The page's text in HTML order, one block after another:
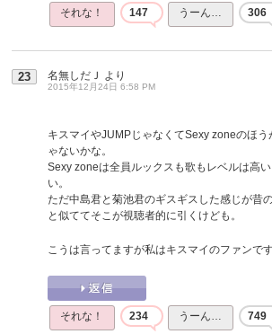
それな！ 147 うーん… 306
23 名無しだＪ より
2015年12月24日 6:58 PM
キスマイやJUMPじゃなくてSexy zoneのほう
ゃないかな。
Sexy zoneは全員ルックスも歌もレベルは高
い。
ただ中島君と菊池君のギスギスした感じが昔
と似ててそこが視聴者的に引くけども。
こうは言ってますが私はキスマイのファンで
それな！ 234 うーん… 749